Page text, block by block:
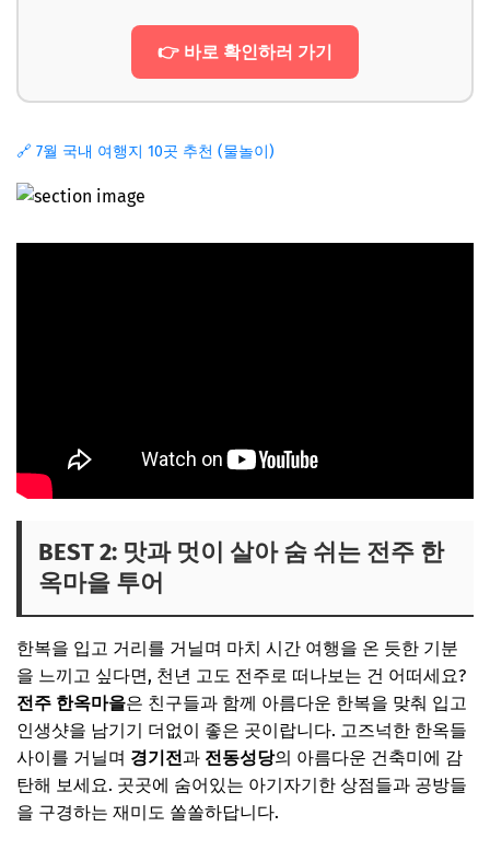
👉 바로 확인하러 가기
🔗 7월 국내 여행지 10곳 추천 (물놀이)
BEST 2: 맛과 멋이 살아 숨 쉬는 전주 한
옥마을 투어
한복을 입고 거리를 거닐며 마치 시간 여행을 온 듯한 기분
을 느끼고 싶다면, 천년 고도 전주로 떠나보는 건 어떠세요?
전주 한옥마을은 친구들과 함께 아름다운 한복을 맞춰 입고
인생샷을 남기기 더없이 좋은 곳이랍니다. 고즈넉한 한옥들
사이를 거닐며 경기전과 전동성당의 아름다운 건축미에 감
탄해 보세요. 곳곳에 숨어있는 아기자기한 상점들과 공방들
을 구경하는 재미도 쏠쏠하답니다.